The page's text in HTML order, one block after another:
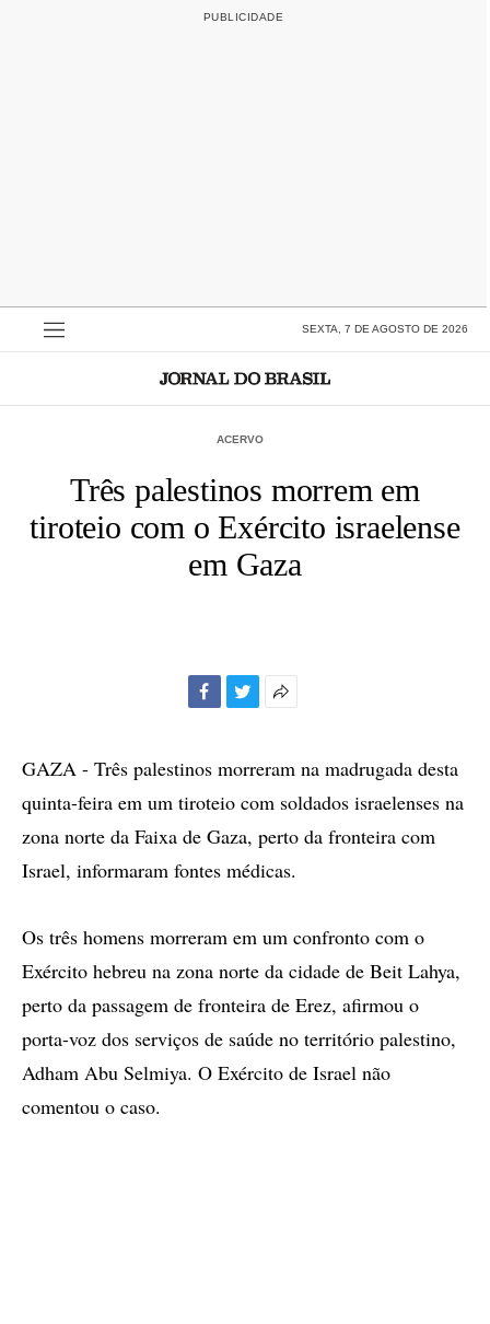
SEXTA, 7 DE AGOSTO DE 2026
ACERVO
Três palestinos morrem em
tiroteio com o Exército israelense
em Gaza
compartilhamento
GAZA - Três palestinos morreram na madrugada desta
quinta-feira em um tiroteio com soldados israelenses na
zona norte da Faixa de Gaza, perto da fronteira com
Israel, informaram fontes médicas.
Os três homens morreram em um confronto com o
Exército hebreu na zona norte da cidade de Beit Lahya,
perto da passagem de fronteira de Erez, afirmou o
porta-voz dos serviços de saúde no território palestino,
Adham Abu Selmiya. O Exército de Israel não
comentou o caso.